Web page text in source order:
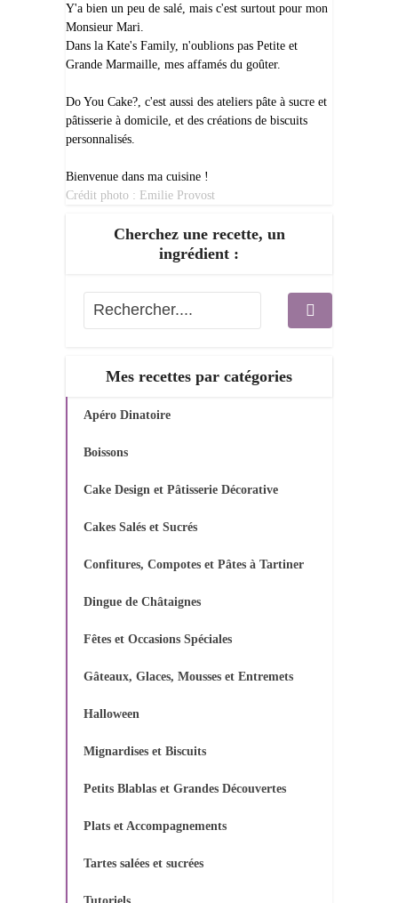
Y'a bien un peu de salé, mais c'est surtout pour mon
Monsieur Mari.
Dans la Kate's Family, n'oublions pas Petite et
Grande Marmaille, mes affamés du goûter.
Do You Cake?, c'est aussi des ateliers pâte à sucre et
pâtisserie à domicile, et des créations de biscuits
personnalisés.
Bienvenue dans ma cuisine !
Crédit photo : Emilie Provost
Cherchez une recette, un
ingrédient :
Mes recettes par catégories
Apéro Dinatoire
Boissons
Cake Design et Pâtisserie Décorative
Cakes Salés et Sucrés
Confitures, Compotes et Pâtes à Tartiner
Dingue de Châtaignes
Fêtes et Occasions Spéciales
Gâteaux, Glaces, Mousses et Entremets
Halloween
Mignardises et Biscuits
Petits Blablas et Grandes Découvertes
Plats et Accompagnements
Tartes salées et sucrées